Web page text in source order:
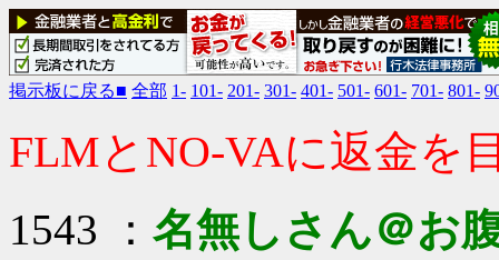
掲示板に戻る■ 全部 1- 101- 201- 301- 401- 501- 601- 701- 801-
FLMとNO-VAに返金を
1543 ： 名無しさん＠お